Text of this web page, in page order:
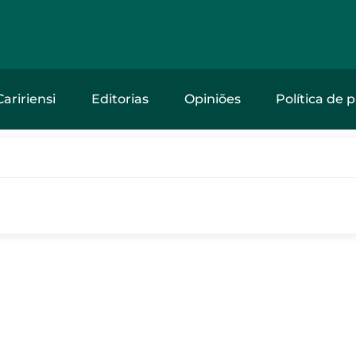
Editorias Opiniões Política de